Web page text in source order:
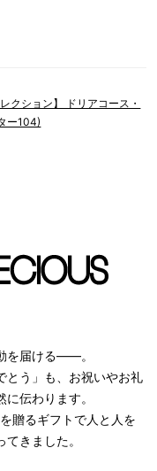
クション】 ドリアコース・
ー104)
を届ける――。
とう」も、お祝いやお礼
伝わります。
贈るギフトで人と人を
きました。